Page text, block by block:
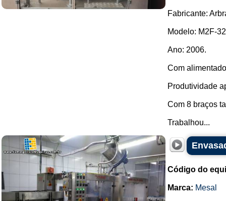
Fabricante:
Modelo: M2F-
Ano: 2006.
Com
Produtividade
Com 8 braços
Trabalhou...
Código do
Marca: Mesal